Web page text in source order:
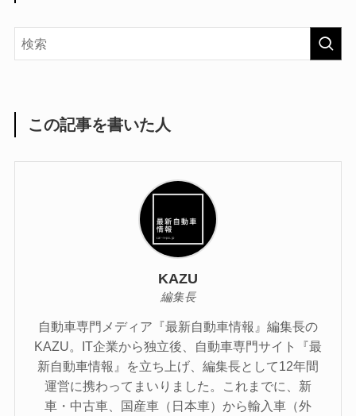
この記事を書いた人
KAZU
編集長
自動車専門メディア『最新自動車情報』編集長の
KAZU。IT企業から独立後、自動車専門サイト『最
新自動車情報』を立ち上げ、編集長として12年間
運営に携わってまいりました。これまでに、新
車・中古車、国産車（日本車）から輸入車（外